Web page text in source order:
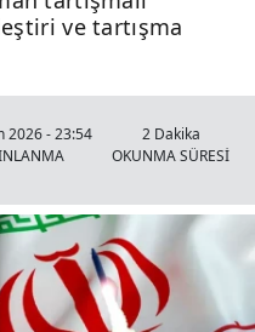
ve tartışma
2026 - 23:54
2 Dakika
OKUNMA SÜRESİ